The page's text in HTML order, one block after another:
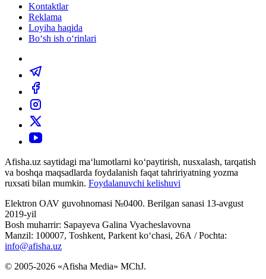
Kontaktlar
Reklama
Loyiha haqida
Bo‘sh ish o‘rinlari
Afisha.uz saytidagi ma‘lumotlarni ko‘paytirish, nusxalash, tarqatish
va boshqa maqsadlarda foydalanish faqat tahririyatning yozma
ruxsati bilan mumkin. Foydalanuvchi kelishuvi
Elektron OAV guvohnomasi №0400. Berilgan sanasi 13-avgust
2019-yil
Bosh muharrir: Sapayeva Galina Vyacheslavovna
Manzil: 100007, Toshkent, Parkent ko‘chasi, 26А / Pochta:
info@afisha.uz
© 2005-2026 «Afisha Media» MChJ.